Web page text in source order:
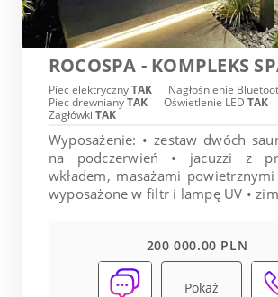
ROCOSPA - KOMPLEKS
Piec elektrycznyTAK Nagłośnienie
Piec drewnianyTAK Oświetlenie LED TAK
Zagłówki TAK
Wyposażenie: • zestaw dwóch
na podczerwień • jacuzzi z
wkładem, masażami
wyposażone w filtr i lampę UV •
200 000.00 PLN
Pokaż